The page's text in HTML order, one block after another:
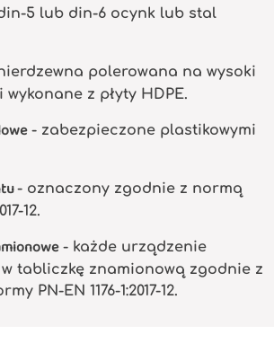
5 lub din-6 ocynk lub stal
polerowana na wysoki
wykonane z płyty HDPE.
- zabezpieczone plastikowymi
- oznaczony zgodnie z normą
12.
- każde urządzenie
tabliczkę znamionową zgodnie z
PN-EN 1176-1:2017-12.